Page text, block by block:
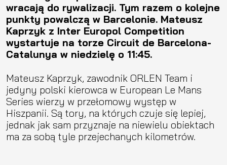
wracają do rywalizacji. Tym razem o kolejne
punkty powalczą w Barcelonie. Mateusz
Kaprzyk z Inter Europol Competition
wystartuje na torze Circuit de Barcelona-
Catalunya w niedzielę o 11:45.
Mateusz Kaprzyk, zawodnik ORLEN Team i
jedyny polski kierowca w European Le Mans
Series wierzy w przełomowy występ w
Hiszpanii. Są tory, na których czuje się lepiej,
jednak jak sam przyznaje na niewielu obiektach
ma za sobą tyle przejechanych kilometrów.